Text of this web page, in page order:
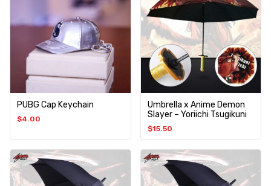
PUBG Cap Keychain
$4.00
Umbrella x Anime Demon
Slayer – Yoriichi Tsugikuni
$15.50